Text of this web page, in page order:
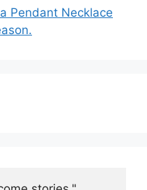
Pendant Necklace